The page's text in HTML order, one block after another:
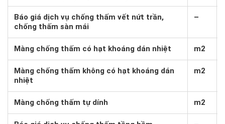
Báo giá dịch vụ chống thấm vết nứt trần,
chống thấm sàn mái
–
Màng chống thấm có hạt khoáng dán nhiệt m2
Màng chống thấm không có hạt khoáng dán
nhiệt
m2
Màng chống thấm tự dính m2